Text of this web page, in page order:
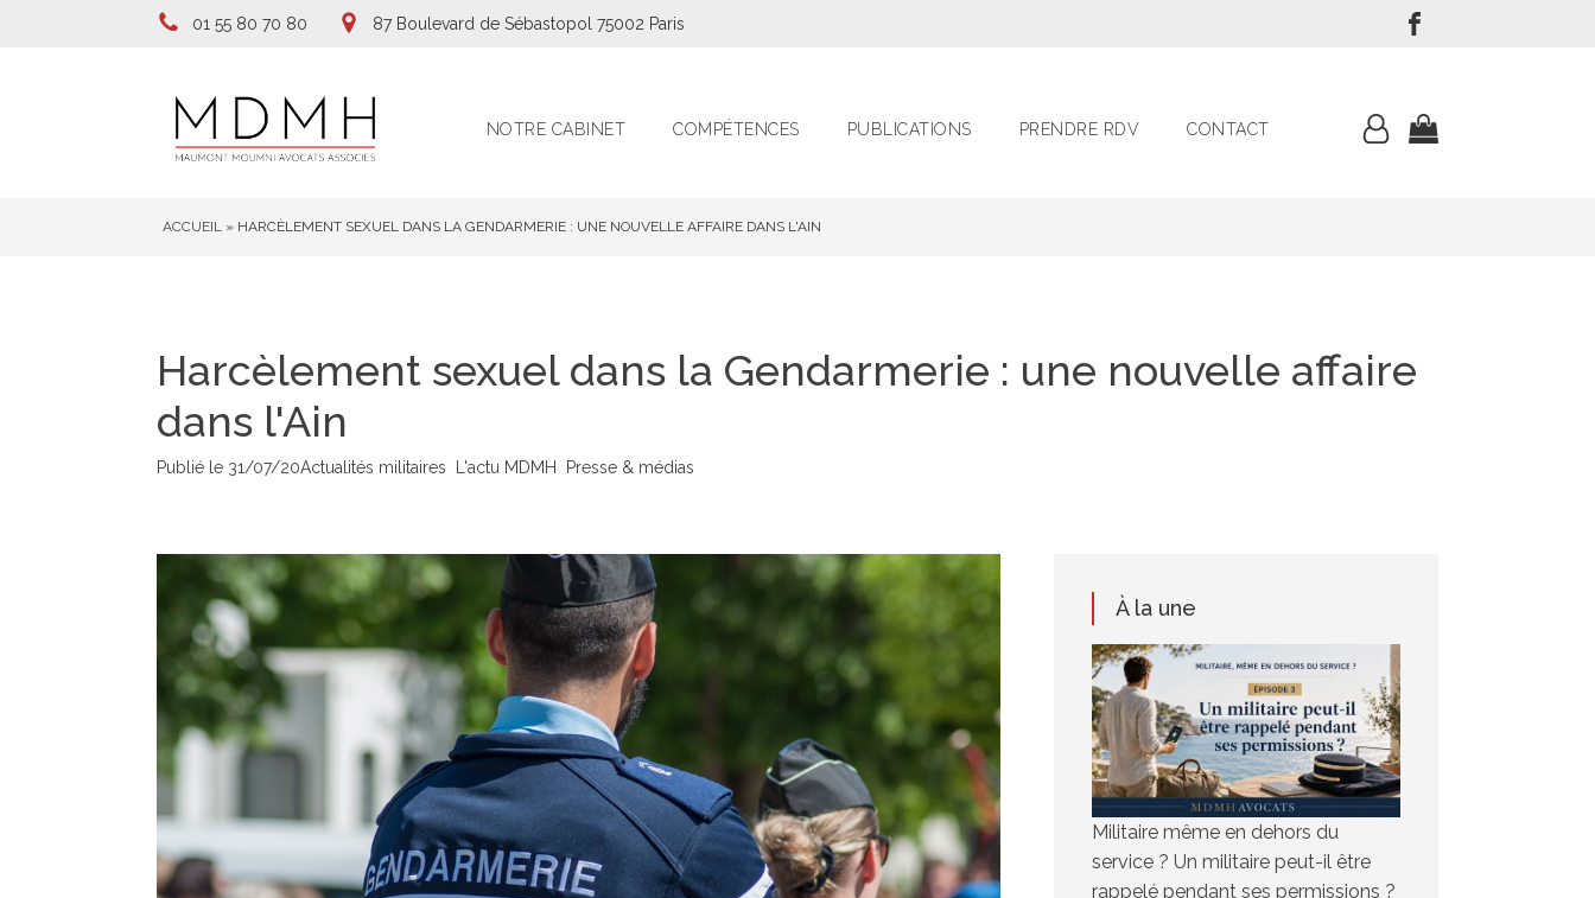
01 55 80 70 80 87 Boulevard de Sébastopol 75002 Paris
NOTRE CABINET COMPÉTENCES PUBLICATIONS PRENDRE RDV CONTACT
ACCUEIL » HARCÈLEMENT SEXUEL DANS LA GENDARMERIE : UNE NOUVELLE AFFAIRE DANS L'AIN
Harcèlement sexuel dans la Gendarmerie : une nouvelle affaire
dans l'Ain
Publié le 31/07/20Actualités militaires L'actu MDMH Presse & médias
À la une
Militaire même en dehors du
service ? Un militaire peut-il être
rappelé pendant ses permissions ?